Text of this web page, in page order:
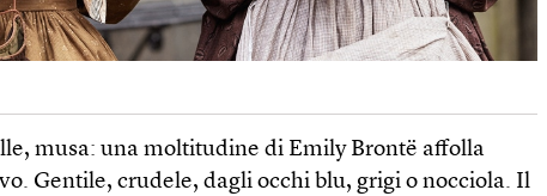
musa: una moltitudine di Emily Brontë affolla
Gentile, crudele, dagli occhi blu, grigi o nocciola. Il